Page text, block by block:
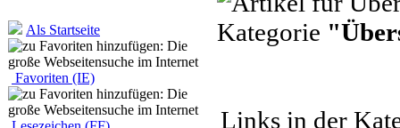
Als Startseite
Favoriten (IE)
Kategorie
Links in der